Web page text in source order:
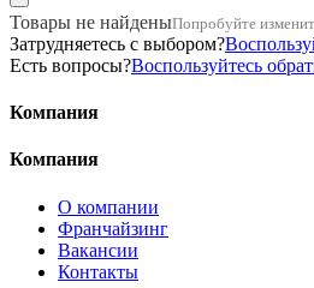
Товары не найденыПопробуйте
Затрудняетесь с выбором?
Есть вопросы?Воспользуйтесь
Компания
Компания
О компании
Франчайзинг
Вакансии
Контакты